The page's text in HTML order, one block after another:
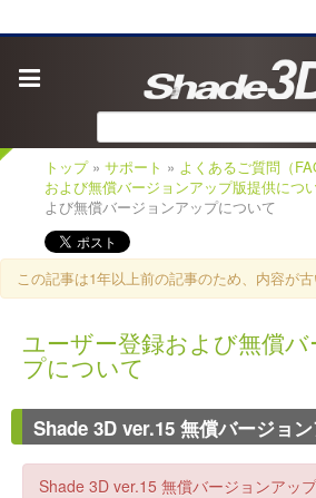
トップ» サポート » よくあるご質問（
および無償バージョンアップ版提供につ
よび無償バージョンアップについて
この記事は1年以上前の記事のため、内容が古
ユーザー登録および無償
プについて
Shade 3D ver.15 無償バージョ
Shade 3D ver.15 無償バージョンアッ